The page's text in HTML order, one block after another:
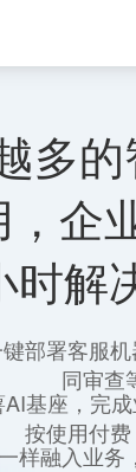
多
企
时解
部署客服
同审查
基座，完
按使用付费
样融入业务